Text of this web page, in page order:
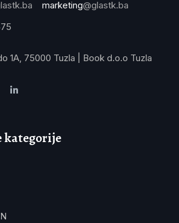
marketing@glastk.ba
1A, 75000 Tuzla | Book d.o.o Tuzla